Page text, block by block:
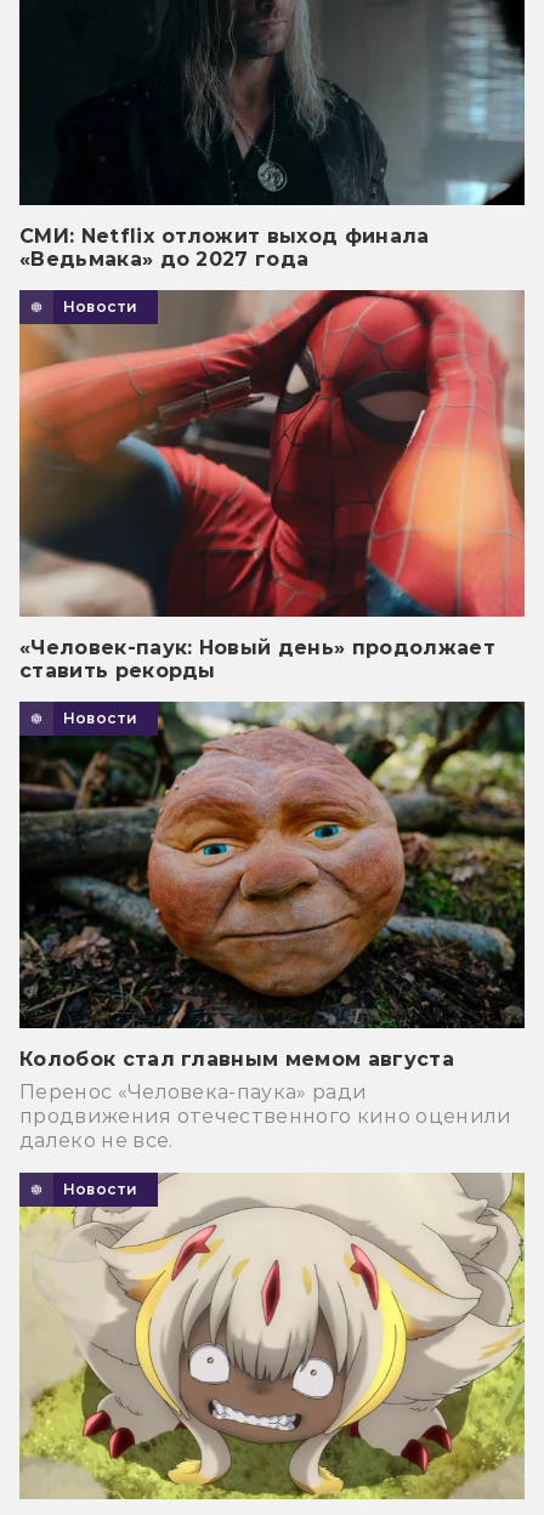
СМИ: Netflix отложит выход финала
«Ведьмака» до 2027 года
Новости
«Человек-паук: Новый день» продолжает
ставить рекорды
Новости
Колобок стал главным мемом августа
Перенос «Человека-паука» ради
продвижения отечественного кино оценили
далеко не все.
Новости